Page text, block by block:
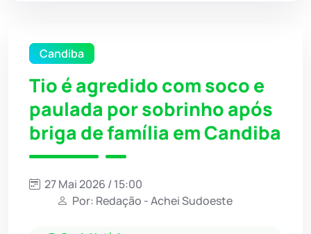
Candiba
Tio é agredido com soco e
paulada por sobrinho após
briga de família em Candiba
27 Mai 2026 / 15:00
Por: Redação - Achei Sudoeste